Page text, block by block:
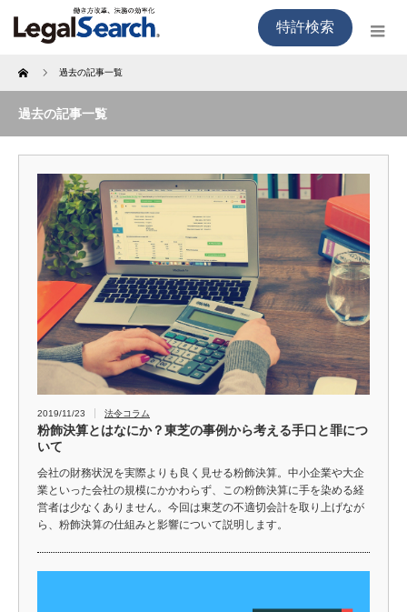
特許検索
Home 過去の記事一覧
過去の記事一覧
2019/11/23 法令コラム
粉飾決算とはなにか？東芝の事例から考える手口と罪につ
いて
会社の財務状況を実際よりも良く見せる粉飾決算。中小企業や大企
業といった会社の規模にかかわらず、この粉飾決算に手を染める経
営者は少なくありません。今回は東芝の不適切会計を取り上げなが
ら、粉飾決算の仕組みと影響について説明します。